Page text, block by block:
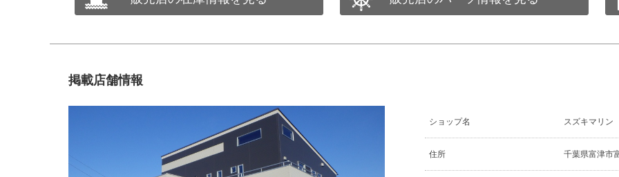
掲載店舗情報
ショップ名 スズキマリン
住所 千葉県富津市